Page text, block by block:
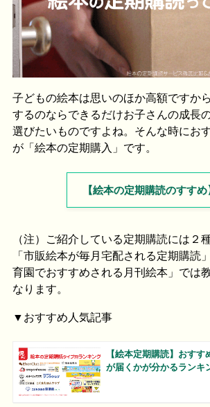
子どもの絵本は思いのほか高額ですか
するのならできるだけお子さんの成長
選びたいものですよね。そんな時にお
が「絵本の定期購入」です。
【絵本の定期購読のすす
（注）ご紹介している定期購読には２
「市販絵本が毎月宅配される定期購読
育園でおすすめされる月刊絵本」では
なります。
▼おすすめ人気記事
【絵本定期購読】おす
が届くかが分かるランキ